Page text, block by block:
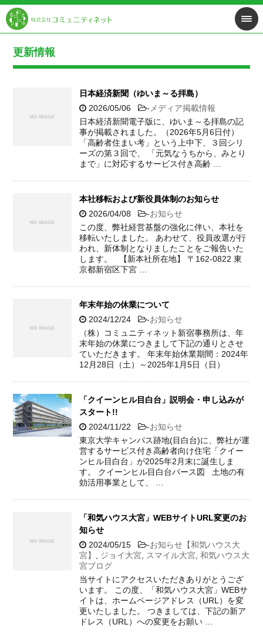
更新情報
日本経済新聞（ゆいま～る拝島）
2026/05/06
- メディア掲載情報
日本経済新聞電子版に、ゆいま～る拝島の記
事が掲載されました。（2026年5月6日付）
「高齢者住まい考」という上中下、３回シリ
ーズの第３回で、 「元気なうちから、みとり
まで」に対応するサービス付き高齢 …
本社移転および新役員体制のお知らせ
2026/04/08
-お知らせ
この度、弊社経営基盤の強化に伴い、本社を
移転いたしました。 あわせて、役員改選が行
われ、新体制となりましたことをご報告いた
します。 【新本社所在地】 〒162-0822 東
京都新宿区下宮 …
年末年始の休業について
2024/12/24
-お知らせ
（株）コミュニティネット新宿事務所は、年
末年始の休業につきまして下記の通りとさせ
ていただきます。 年末年始休業期間：2024年
12月28日（土）～2025年1月5日（日）
「クイーンヒル目白台」説明会・申し込みが
スタート!!
2024/11/22
-お知らせ
東京大学キャンパス跡地(目白台)に、弊社が運
営するサービス付き高齢者向け住宅「クイー
ンヒル目白台」が2025年2月末に誕生しま
す。 クイーンヒル目白台パース図 土地の有
効活用事業として、 …
「和気ハウス大宮」WEBサイトURL変更のお
知らせ
2024/05/15
-お知らせ【和気ハウス大
宮】
ジョイ大宮 スマイル大宮 ,和気ハウス大
宮ブログ
当サイトにアクセスいただきありがとうござ
います。 この度、「和気ハウス大宮」WEBサ
イトは、ホームページアドレス（URL）を変
更いたしました。 つきましては、下記の新ア
ドレス（URL）への変更をお願い …